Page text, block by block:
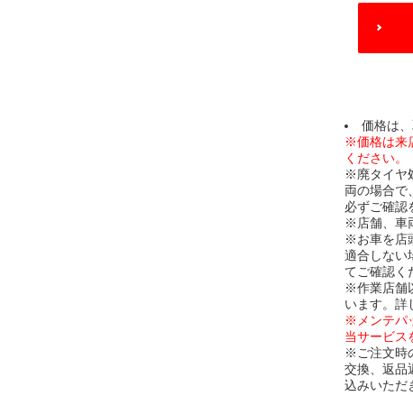
ADD
CART
価格は
※価格は来
ください。
※廃タイヤ
両の場合で
必ずご確認
※店舗、車
※お車を店
適合しない
てご確認く
※作業店舗
います。詳
※メンテパ
当サービス
※ご注文時
交換、返品
込みいただ